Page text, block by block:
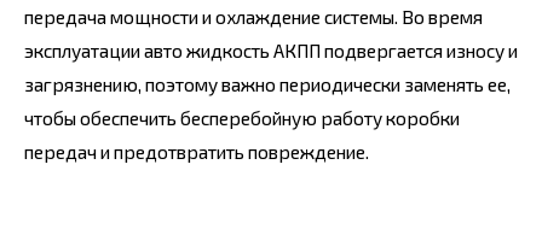
передача мощности и охлаждение системы. Во время
эксплуатации авто жидкость АКПП подвергается износу и
загрязнению, поэтому важно периодически заменять ее,
чтобы обеспечить бесперебойную работу коробки
передач и предотвратить повреждение.